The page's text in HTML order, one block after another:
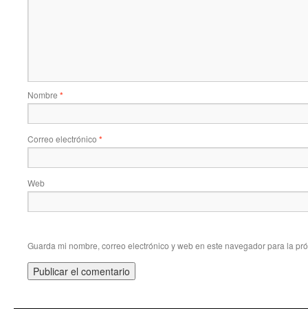
Nombre *
Correo electrónico *
Web
Guarda mi nombre, correo electrónico y web en este navegador para la